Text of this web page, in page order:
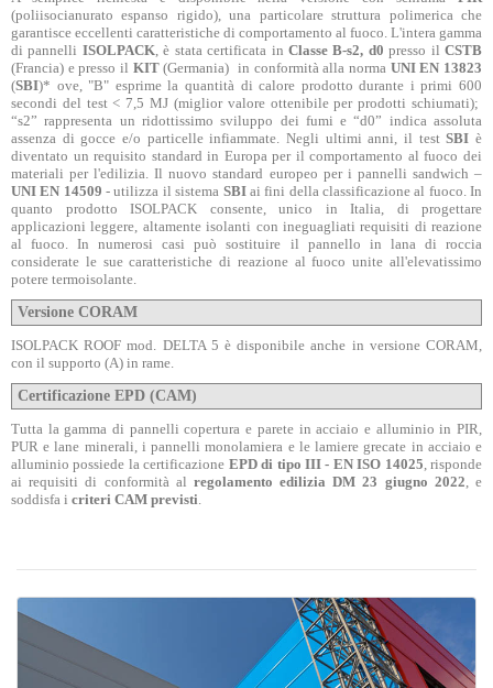
(poliisocianurato espanso rigido), una particolare struttura polimerica che
garantisce eccellenti caratteristiche di comportamento al fuoco. L'intera gamma
di pannelli ISOLPACK, è stata certificata in Classe B-s2, d0 presso ilCSTB
(Francia) e presso il KIT(Germania) in conformità alla norma UNI EN 13823
(SBI)* ove, "B" esprime la quantità di calore prodotto durante i primi 600
secondi del test < 7,5 MJ (miglior valore ottenibile per prodotti schiumati);
“s2” rappresenta un ridottissimo sviluppo dei fumi e “d0” indica assoluta
assenza di gocce e/o particelle infiammate. Negli ultimi anni, il testSBI è
diventato un requisito standard in Europa per il comportamento al fuoco dei
materiali per l'edilizia. Il nuovo standard europeo per i pannelli sandwich –
UNI EN 14509 - utilizza il sistema SBIai fini della classificazione al fuoco. In
quanto prodotto ISOLPACK consente, unico in Italia, di progettare
applicazioni leggere, altamente isolanti con ineguagliati requisiti di reazione
al fuoco. In numerosi casi può sostituire il pannello in lana di roccia
considerate le sue caratteristiche di reazione al fuoco unite all'elevatissimo
potere termoisolante.
Versione CORAM
ISOLPACK ROOF mod. DELTA 5 è disponibile anche in versione CORAM,
con il supporto (A) in rame.
Certificazione EPD (CAM)
Tutta la gamma di pannelli copertura e parete in acciaio e alluminio in PIR,
PUR e lane minerali, i pannelli monolamiera e le lamiere grecate in acciaio e
alluminio possiede la certificazione EPD di tipo III - EN ISO 14025, risponde
ai requisiti di conformità al regolamento edilizia DM 23 giugno 2022, e
soddisfa i criteri CAM previsti.